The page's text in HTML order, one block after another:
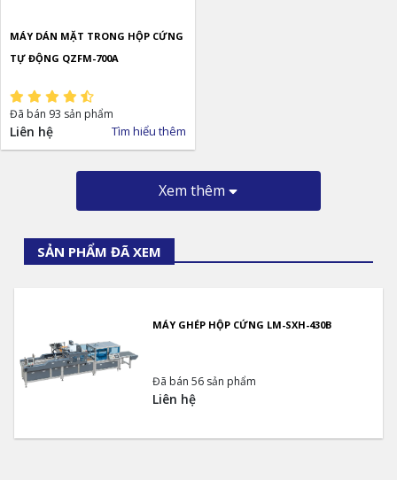
MÁY DÁN MẶT TRONG HỘP CỨNG
TỰ ĐỘNG QZFM-700A
Đã bán 93 sản phẩm
Liên hệ Tìm hiểu thêm
Xem thêm
SẢN PHẨM ĐÃ XEM
MÁY GHÉP HỘP CỨNG LM-SXH-430B
Đã bán 56 sản phẩm
Liên hệ